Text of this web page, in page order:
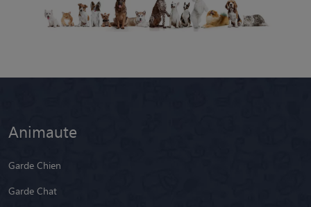
Animaute
Garde Chien
Garde Chat